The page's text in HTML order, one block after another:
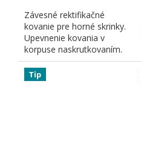
Závesné rektifikačné
kovanie pre horné skrinky.
Upevnenie kovania v
korpuse naskrutkovaním.
Upevnenie kovania na...
Tip